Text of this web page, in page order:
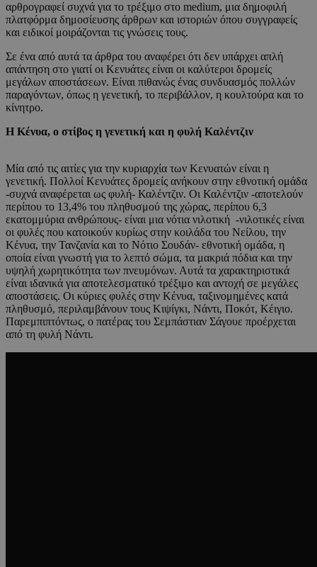
αρθρογραφεί συχνά για το τρέξιμο στο medium, μια δημοφιλή
πλατφόρμα δημοσίευσης άρθρων και ιστοριών όπου συγγραφείς
και ειδικοί μοιράζονται τις γνώσεις τους.
Σε ένα από αυτά τα άρθρα του αναφέρει ότι δεν υπάρχει απλή
απάντηση στο γιατί οι Κενυάτες είναι οι καλύτεροι δρομείς
μεγάλων αποστάσεων. Είναι πιθανώς ένας συνδυασμός πολλών
παραγόντων, όπως η γενετική, το περιβάλλον, η κουλτούρα και το
κίνητρο.
Η Κένυα, ο στίβος η γενετική και η φυλή Καλέντζιν
Μία από τις αιτίες για την κυριαρχία των Κενυατών είναι η
γενετική. Πολλοί Κενυάτες δρομείς ανήκουν στην εθνοτική ομάδα
-συχνά αναφέρεται ως φυλή- Καλέντζιν. Οι Καλέντζιν -αποτελούν
περίπου το 13,4% του πληθυσμού της χώρας, περίπου 6,3
εκατομμύρια ανθρώπους- είναι μια νότια νιλοτική -νιλοτικές είναι
οι φυλές που κατοικούν κυρίως στην κοιλάδα του Νείλου, την
Κένυα, την Τανζανία και το Νότιο Σουδάν- εθνοτική ομάδα, η
οποία είναι γνωστή για το λεπτό σώμα, τα μακριά πόδια και την
υψηλή χωρητικότητα των πνευμόνων. Αυτά τα χαρακτηριστικά
είναι ιδανικά για αποτελεσματικό τρέξιμο και αντοχή σε μεγάλες
αποστάσεις. Οι κύριες φυλές στην Κένυα, ταξινομημένες κατά
πληθυσμό, περιλαμβάνουν τους Κιψίγκι, Νάντι, Ποκότ, Κέιγιο.
Παρεμπιπτόντως, ο πατέρας του Σεμπάστιαν Σάγουε προέρχεται
από τη φυλή Νάντι.